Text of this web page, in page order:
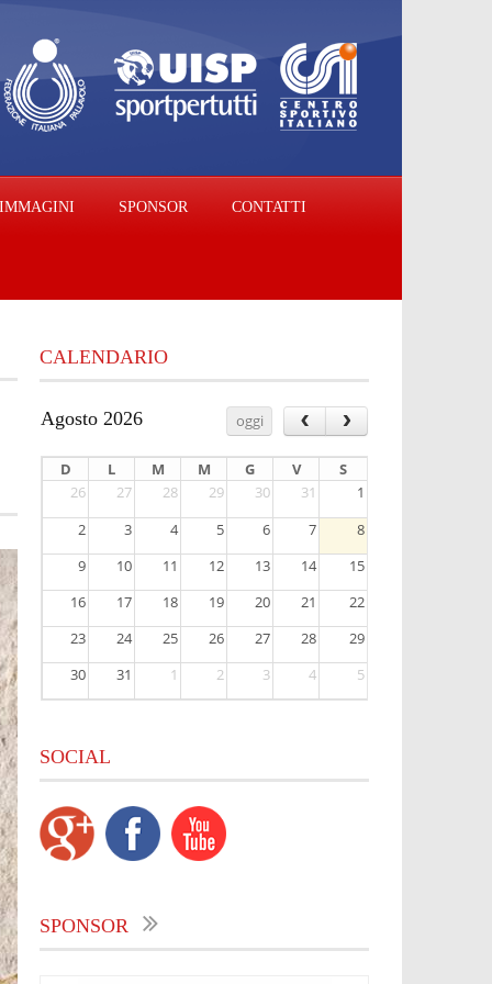
IMMAGINI SPONSOR CONTATTI
CALENDARIO
Agosto 2026 oggi ‹ ›
D L M M G V
S
26
27 28 29 30 31
1
2
3 4 5 6 7
8
9
10 11 12 13 14
15
16
17 18 19 20 21
22
23
24 25 26 27 28
29
30
31 1 2 3 4 5
SOCIAL
SPONSOR